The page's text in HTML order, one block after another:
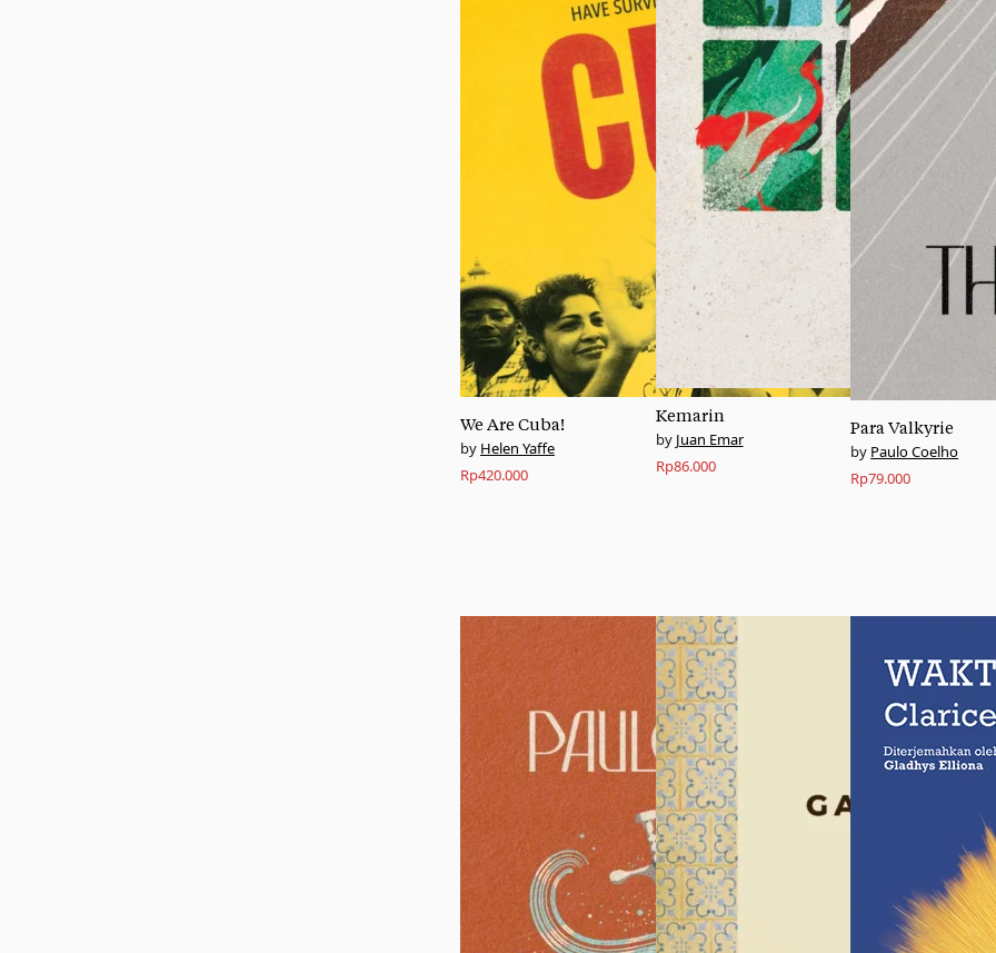
We Are Cuba!
Helen Yaffe
Rp420.000
Kemarin
Juan Emar
Rp86.000
Para Valkyrie
Paulo Coelho
Rp79.000